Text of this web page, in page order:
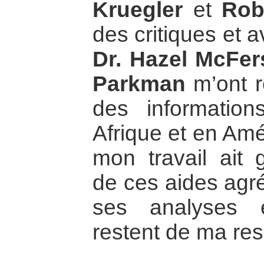
Kruegler et
des critiques et
Dr. Hazel
Parkman m’ont
des
Afrique et en
mon travail ait
de ces aides
ses analyses
restent de ma